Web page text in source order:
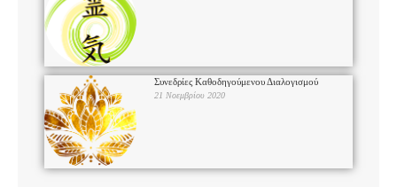
Συνεδρίες Καθοδηγούμενου Διαλογισμού
21 Νοεμβρίου 2020